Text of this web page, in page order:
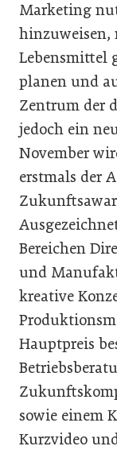
Marketing
hinzuweisen,
Lebensmittel
planen und
Zentrum der
jedoch ein
November
erstmals der
Bereichen
und
kreative
Hauptpreis
sowie einem
Kurzvideo